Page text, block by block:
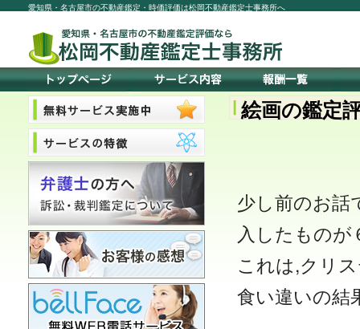
愛知県・名古屋市の不動産鑑定・時価評価は松岡不動産鑑定士事務所へ
絵画の鑑定
少し前のお話
入したもの
これは,クリ
食い違いの結